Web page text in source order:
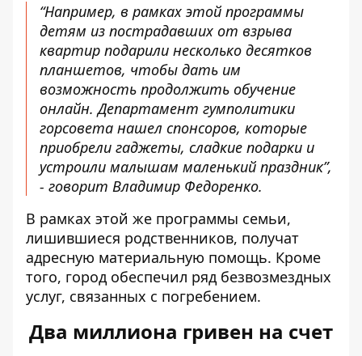
“Например, в рамках этой программы
детям из пострадавших от взрыва
квартир подарили несколько десятков
планшетов, чтобы дать им
возможность продолжить обучение
онлайн. Департамент гумполитики
горсовета нашел спонсоров, которые
приобрели гаджеты, сладкие подарки и
устроили малышам маленький праздник”,
- говорит Владимир Федоренко.
В рамках этой же программы семьи,
лишившиеся родственников, получат
адресную материальную помощь. Кроме
того, город обеспечил ряд безвозмездных
услуг, связанных с погребением.
Два миллиона гривен на счет